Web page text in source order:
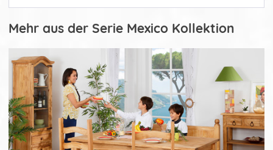
Mehr aus der Serie Mexico Kollektion